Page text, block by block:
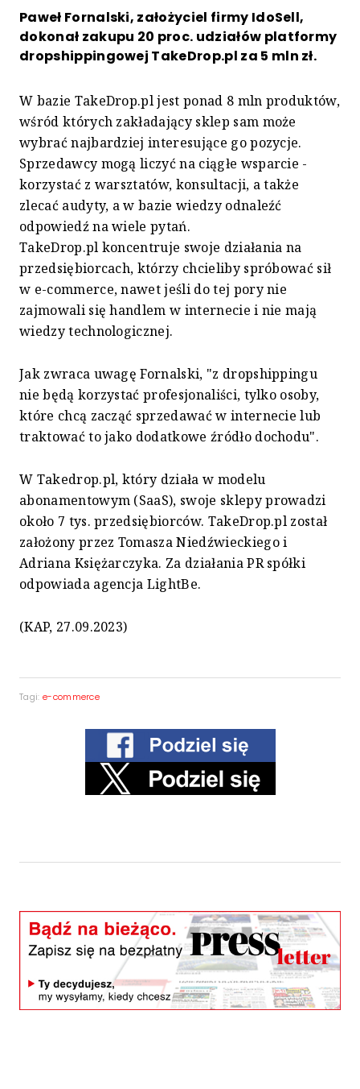
Paweł Fornalski, założyciel firmy IdoSell,
dokonał zakupu 20 proc. udziałów platformy
dropshippingowej TakeDrop.pl za 5 mln zł.
W bazie TakeDrop.pl jest ponad 8 mln produktów,
wśród których zakładający sklep sam może
wybrać najbardziej interesujące go pozycje.
Sprzedawcy mogą liczyć na ciągłe wsparcie -
korzystać z warsztatów, konsultacji, a także
zlecać audyty, a w bazie wiedzy odnaleźć
odpowiedź na wiele pytań.
TakeDrop.pl koncentruje swoje działania na
przedsiębiorcach, którzy chcieliby spróbować sił
w e-commerce, nawet jeśli do tej pory nie
zajmowali się handlem w internecie i nie mają
wiedzy technologicznej.
Jak zwraca uwagę Fornalski, "z dropshippingu
nie będą korzystać profesjonaliści, tylko osoby,
które chcą zacząć sprzedawać w internecie lub
traktować to jako dodatkowe źródło dochodu".
W Takedrop.pl, który działa w modelu
abonamentowym (SaaS), swoje sklepy prowadzi
około 7 tys. przedsiębiorców. TakeDrop.pl został
założony przez Tomasza Niedźwieckiego i
Adriana Księżarczyka. Za działania PR spółki
odpowiada agencja LightBe.
(KAP, 27.09.2023)
Tagi: e-commerce